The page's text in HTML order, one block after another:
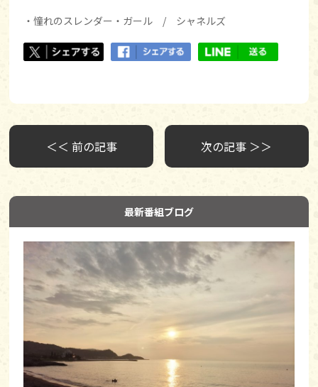
・憧れのスレンダー・ガール / シャネルズ
＜＜ 前の記事 次の記事 ＞＞
最新番組ブログ